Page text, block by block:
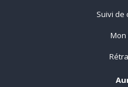
Suivi de